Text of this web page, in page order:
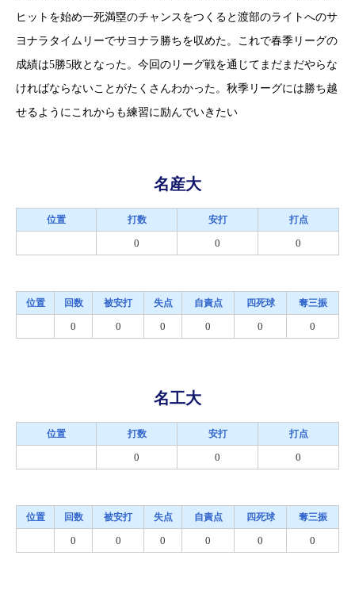
ヒットを始め一死満塁のチャンスをつくると渡部のライトへのサ
ヨナラタイムリーでサヨナラ勝ちを収めた。これで春季リーグの
成績は5勝5敗となった。今回のリーグ戦を通じてまだまだやらな
ければならないことがたくさんわかった。秋季リーグには勝ち越
せるようにこれからも練習に励んでいきたい
名産大
位置 打数 安打 打点
0 0 0
位置 回数 被安打 失点 自責点 四死球 奪三振
0 0 0 0 0 0
名工大
位置 打数 安打 打点
0 0 0
位置 回数 被安打 失点 自責点 四死球 奪三振
0 0 0 0 0 0